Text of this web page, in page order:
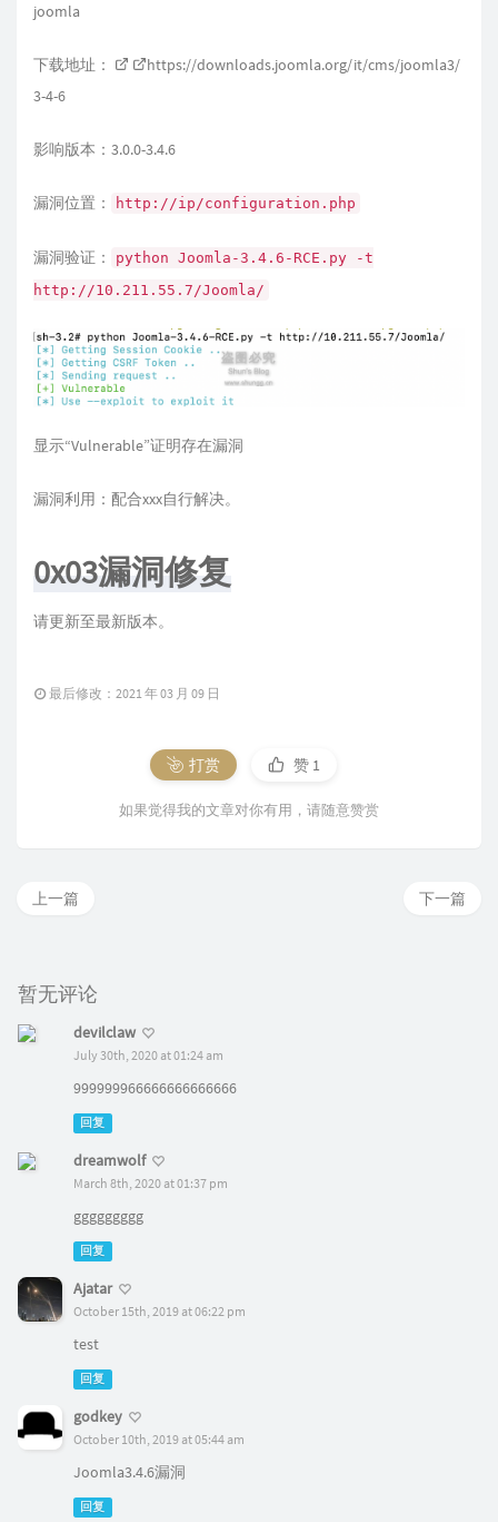
joomla
下载地址：
https://downloads.joomla.org/it/cms/joomla3/
3-4-6
影响版本：3.0.0-3.4.6
漏洞位置： http://ip/configuration.php
漏洞验证：
python Joomla-3.4.6-RCE.py -t
http://10.211.55.7/Joomla/
显示“Vulnerable”证明存在漏洞
漏洞利用：配合xxx自行解决。
0x03漏洞修复
请更新至最新版本。
最后修改：2021 年 03 月 09 日
打赏 赞 1
如果觉得我的文章对你有用，请随意赞赏
下一篇
上一篇
暂无评论
devilclaw
July 30th, 2020 at 01:24 am
999999966666666666666
回复
dreamwolf
March 8th, 2020 at 01:37 pm
ggggggggg
回复
Ajatar
October 15th, 2019 at 06:22 pm
test
回复
godkey
October 10th, 2019 at 05:44 am
Joomla3.4.6漏洞
回复